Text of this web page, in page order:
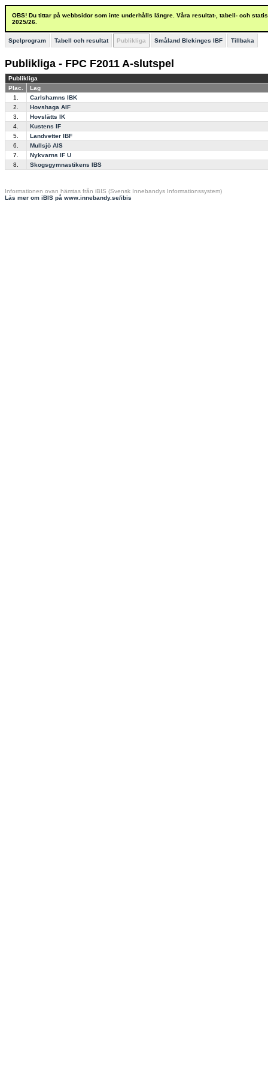
OBS! Du tittar på webbsidor som inte underhålls längre. Våra resultat-, tabell- och
2025/26.
Spelprogram Tabell och resultat Publikliga Småland Blekinges IBF Tillbaka
Publikliga - FPC F2011 A-slutspel
Publikliga
Plac.
Lag
1.
Carlshamns IBK
2.
Hovshaga AIF
3.
Hovslätts IK
4.
Kustens IF
5.
Landvetter IBF
6.
Mullsjö AIS
7.
Nykvarns IF U
8.
Skogsgymnastikens IBS
Informationen ovan hämtas från iBIS (Svensk Innebandys Informationssystem)
Läs mer om iBIS på www.innebandy.se/ibis